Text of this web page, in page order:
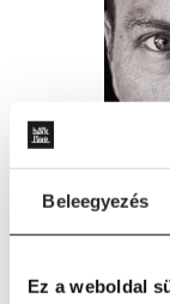
Beleegyezés
Ez a weboldal